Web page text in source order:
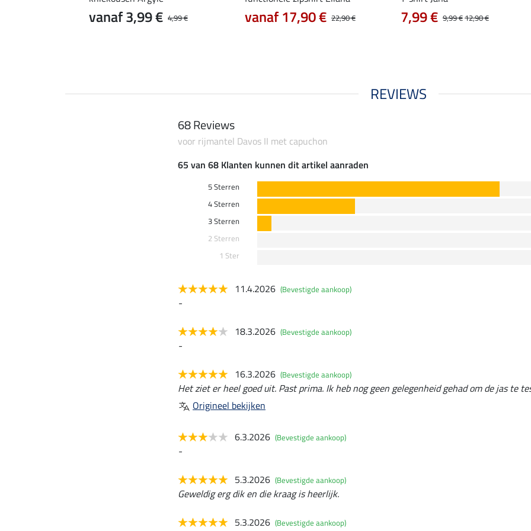
4,99 €
vanaf 3,99 € 22,90 €
vanaf 17,90 € 9,99 €12,90 €
7,99 €
REVIEWS
68 Reviews
voor rijmantel Davos II met capuchon
65 van 68 Klanten kunnen dit artikel aanraden
5 Sterren
4 Sterren
3 Sterren
2 Sterren
1 Ster
11.4.2026 (Bevestigde aankoop)
-
18.3.2026 (Bevestigde aankoop)
-
16.3.2026 (Bevestigde aankoop)
Het ziet er heel goed uit. Past prima. Ik heb nog geen gelegenheid gehad om de jas te
Origineel bekijken
6.3.2026 (Bevestigde aankoop)
-
5.3.2026 (Bevestigde aankoop)
Geweldig erg dik en die kraag is heerlijk.
5.3.2026 (Bevestigde aankoop)